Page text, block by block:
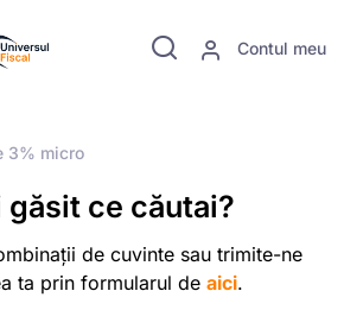
Contul meu
3% micro
găsit ce căutai?
de cuvinte sau trimite-ne
ta prin formularul de aici.